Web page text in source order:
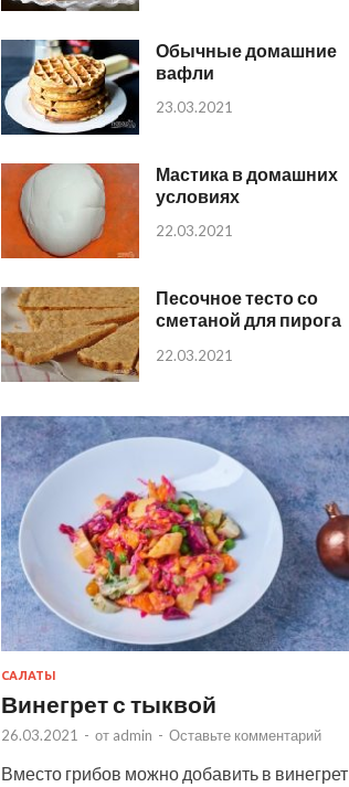
Обычные домашние
вафли
23.03.2021
Мастика в домашних
условиях
22.03.2021
Песочное тесто со
сметаной для пирога
22.03.2021
САЛАТЫ
Винегрет с тыквой
26.03.2021 - от admin - Оставьте комментарий
Вместо грибов можно добавить в винегрет